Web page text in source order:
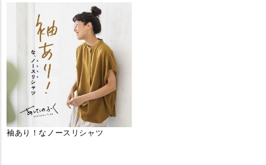
袖あり！なノースリシャツ